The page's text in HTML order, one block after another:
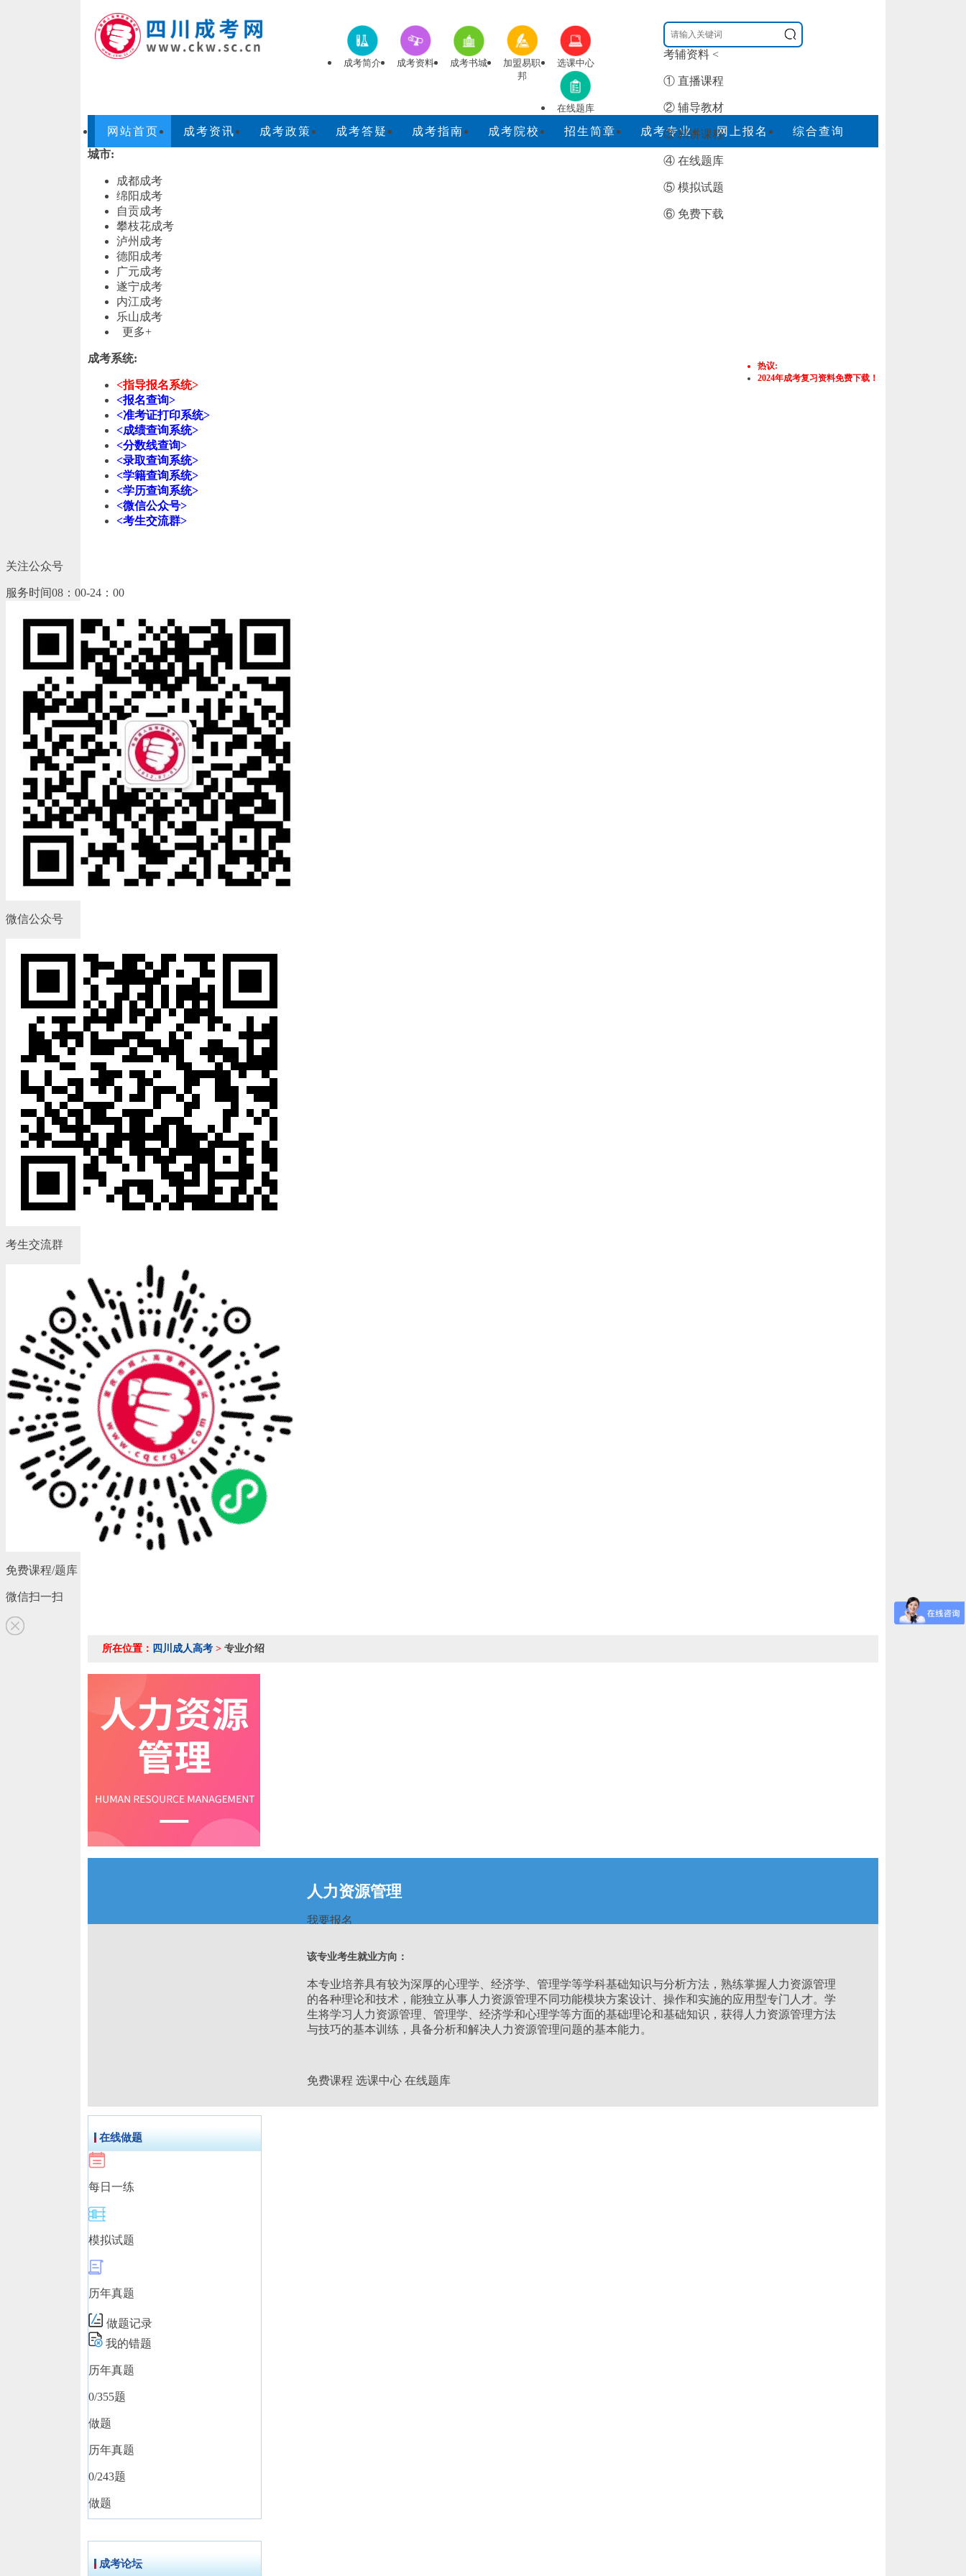
成考简介 成考资料 成考书城
加盟易职
邦
选课中心
在线题库
考辅资料 <
① 直播课程
② 辅导教材
③ 精讲课程
④ 在线题库
⑤ 模拟试题
⑥ 免费下载
网站首页 成考资讯 成考政策 成考答疑 成考指南 成考院校 招生简章 成考专业 网上报名
综合查询
城市:
成都成考
绵阳成考
自贡成考
攀枝花成考
泸州成考
德阳成考
广元成考
遂宁成考
内江成考
乐山成考
更多+
热议:
2024年成考复习资料免费下载！
成考系统:
<指导报名系统>
<报名查询>
<准考证打印系统>
<成绩查询系统>
<分数线查询>
<录取查询系统>
<学籍查询系统>
<学历查询系统>
<微信公众号>
<考生交流群>
关注公众号
服务时间08：00-24：00
微信公众号
考生交流群
免费课程/题库
微信扫一扫
所在位置： 四川成人高考 > 专业介绍
人力资源管理
我要报名
学习形式：业余
该专业考生就业方向：
本专业培养具有较为深厚的心理学、经济学、管理学等学科基础知识与分析方法，熟练掌握人力资源管理
的各种理论和技术，能独立从事人力资源管理不同功能模块方案设计、操作和实施的应用型专门人才。学
生将学习人力资源管理、管理学、经济学和心理学等方面的基础理论和基础知识，获得人力资源管理方法
与技巧的基本训练，具备分析和解决人力资源管理问题的基本能力。
免费课程 选课中心 在线题库
在线做题
每日一练
模拟试题
历年真题
做题记录
我的错题
历年真题
0/355题
做题
历年真题
0/243题
做题
成考论坛